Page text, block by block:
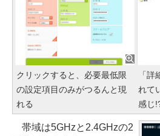
クリックすると、必要最低限
の設定項目のみがつるんと現
れる
「
れて
感じ
帯域は5GHzと2.4GHzの2